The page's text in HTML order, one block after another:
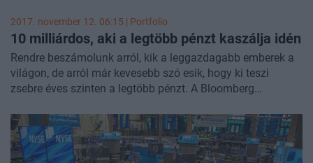
2017. november 12. 06:15 | Portfolio
10 milliárdos, aki a legtöbb pénzt kaszálja idén
Rendre beszámolunk arról, kik a leggazdagabb emberek a
világon, de arról már kevesebb szó esik, hogy ki teszi
zsebre éves szinten a legtöbb pénzt. A Bloomberg
kik gazdagodtak tovább a legnagyobb mértékben, és nem
a szokásos listát kaptuk.